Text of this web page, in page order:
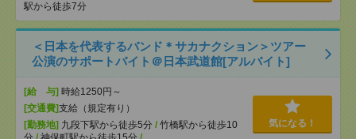
駅から徒歩7分
＜日本を代表するバンド＊サカナクション＞ツアー
公演のサポートバイト＠日本武道館[アルバイト]
[給 与] 時給1250円～
[交通費]支給（規定有り）
[勤務地] 九段下駅から徒歩5分 / 竹橋駅から徒歩10
気になる！